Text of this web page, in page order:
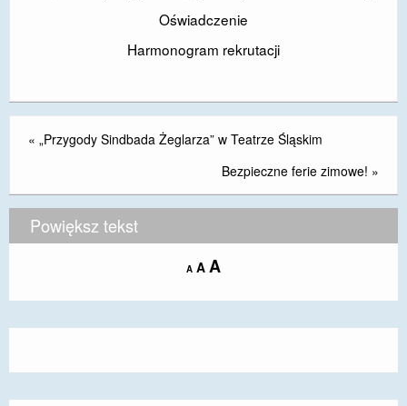
Oświadczenie
Harmonogram rekrutacji
« „Przygody Sindbada Żeglarza” w Teatrze Śląskim
Bezpieczne ferie zimowe! »
Powiększ tekst
A Decrease
size.
A Reset
size.
AIncrease
size.